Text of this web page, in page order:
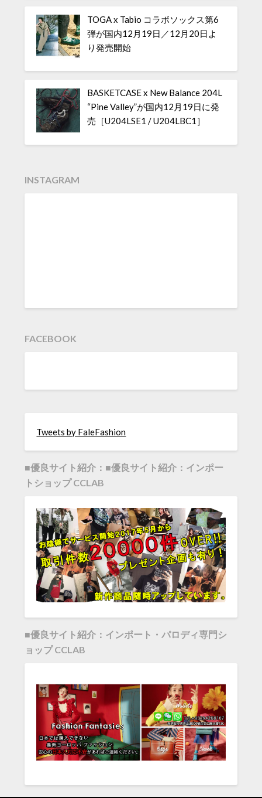
TOGA x Tabio コラボソックス第6
弾が国内12月19日／12月20日よ
り発売開始
BASKETCASE x New Balance 204L
“Pine Valley”が国内12月19日に発
売［U204LSE1 / U204LBC1］
INSTAGRAM
FACEBOOK
Tweets by FaleFashion
■優良サイト紹介：■優良サイト紹介：インポー
トショップ CCLAB
■優良サイト紹介：インポート・パロディ専門シ
ョップ CCLAB